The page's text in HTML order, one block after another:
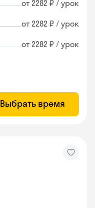
от 2282 ₽ / урок
от 2282 ₽ / урок
от 2282 ₽ / урок
Выбрать время